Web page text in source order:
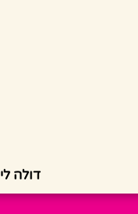
דולה לי